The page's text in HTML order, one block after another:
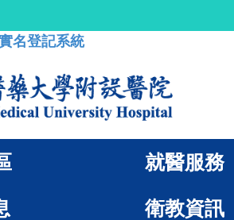
名登記系統
就醫服務
衛教資訊